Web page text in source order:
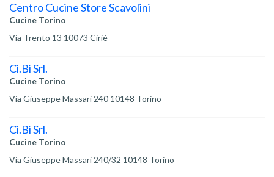
Centro Cucine Store Scavolini
Cucine Torino
Via Trento 13 10073 Ciriè
Ci.Bi Srl.
Cucine Torino
Via Giuseppe Massari 240 10148 Torino
Ci.Bi Srl.
Cucine Torino
Via Giuseppe Massari 240/32 10148 Torino